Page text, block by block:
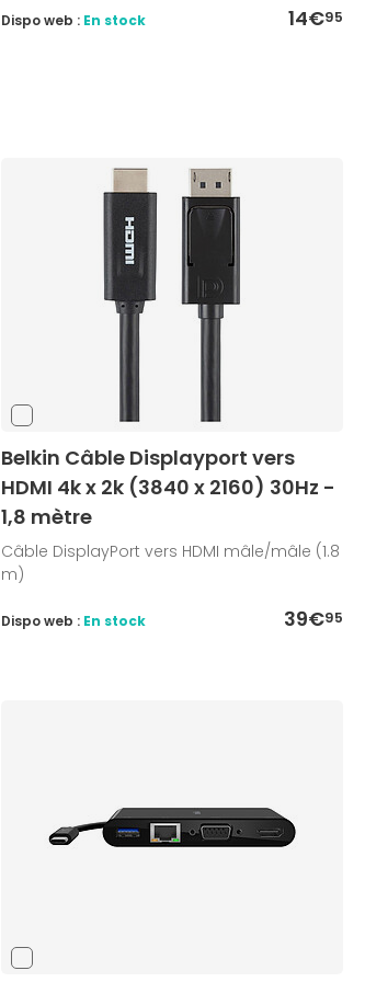
14€95
Dispo web : En stock
Belkin Câble Displayport vers
HDMI 4k x 2k (3840 x 2160) 30Hz -
1,8 mètre
Câble DisplayPort vers HDMI mâle/mâle (1.8
m)
39€95
Dispo web : En stock